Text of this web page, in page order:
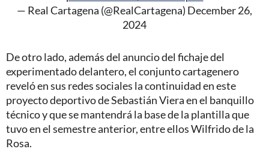
— Real Cartagena (@RealCartagena) December 26,
2024
De otro lado, además del anuncio del fichaje del
experimentado delantero, el conjunto cartagenero
reveló en sus redes sociales la continuidad en este
proyecto deportivo de Sebastián Viera en el banquillo
técnico y que se mantendrá la base de la plantilla que
tuvo en el semestre anterior, entre ellos Wilfrido de la
Rosa.